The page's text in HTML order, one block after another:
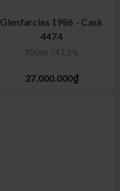
Glenfarclas 1986 - Cask
4474
700ml / 47,5%
27.000.000₫